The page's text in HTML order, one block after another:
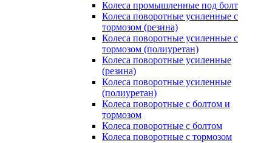
Колеса промышленные под болт
Колеса поворотные усиленные с
тормозом (резина)
Колеса поворотные усиленные с
тормозом (полиуретан)
Колеса поворотные усиленные
(резина)
Колеса поворотные усиленные
(полиуретан)
Колеса поворотные с болтом и
тормозом
Колеса поворотные с болтом
Колеса поворотные c тормозом